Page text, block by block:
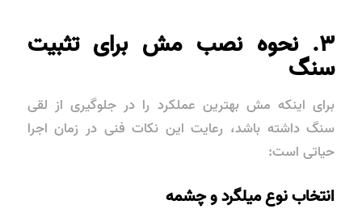
۳. نحوه نصب مش برای تثبیت
سنگ
برای اینکه مش بهترین عملکرد را در جلوگیری از لقی
سنگ داشته باشد، رعایت این نکات فنی در زمان اجرا
حیاتی است:
انتخاب نوع میلگرد و چشمه